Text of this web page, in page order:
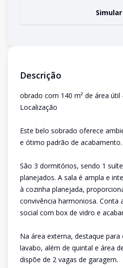
Simular
Descrição
obrado com 140 m² de área
Localização
Este belo sobrado oferece
e ótimo padrão de acabamento.
São 3 dormitórios, sendo 1
planejados. A sala é ampla e
à cozinha planejada,
convivência harmoniosa. Conta
social com box de vidro e
Na área externa, destaque
lavabo, além de quintal e área
dispõe de 2 vagas de garagem.